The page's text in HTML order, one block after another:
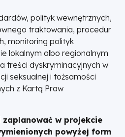
polityk wewnętrznych,
traktowania, procedur
monitoring polityk
lokalnym albo regionalnym
treści dyskryminacyjnych w
seksualnej i tożsamości
z Kartą Praw
zaplanować w projekcie
powyżej form